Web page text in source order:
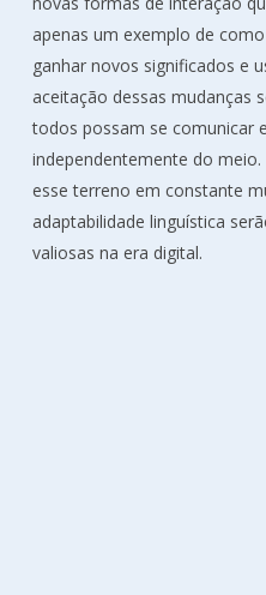
apenas um exemplo de
ganhar novos significados e
aceitação dessas mudanças
todos possam se comunicar
independentemente do
esse terreno em constante
adaptabilidade linguística
valiosas na era digital.